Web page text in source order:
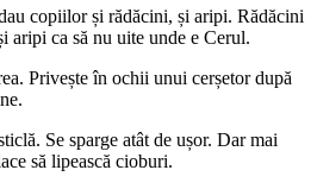
copiilor și rădăcini, și aripi. Rădăcini
aripi ca să nu uite unde e Cerul.
Privește în ochii unui cerșetor după
Se sparge atât de ușor. Dar mai
să lipească cioburi.